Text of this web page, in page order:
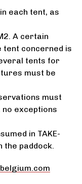
each tent, as
A certain
tent concerned is
tents for
must be
must
no exceptions
in TAKE-
the paddock.